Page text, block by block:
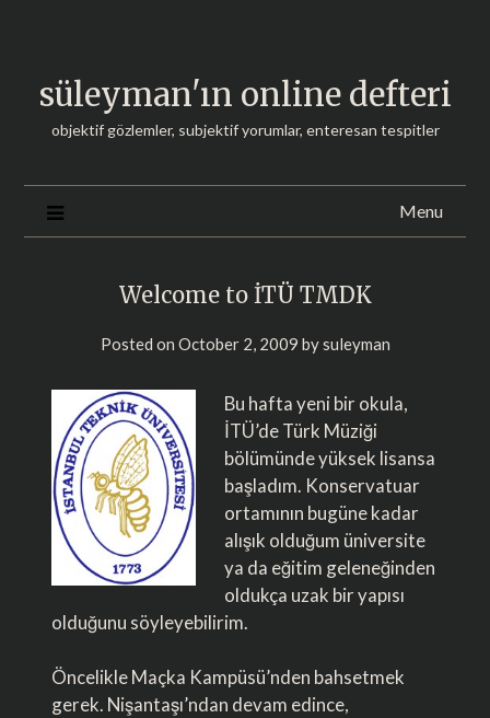
süleyman'ın online defteri
objektif gözlemler, subjektif yorumlar, enteresan tespitler
Menu
Welcome to İTÜ TMDK
Posted on October 2, 2009 bysuleyman
Bu hafta yeni bir okula,
İTÜ’de Türk Müziği
bölümünde yüksek lisansa
başladım. Konservatuar
ortamının bugüne kadar
alışık olduğum üniversite
ya da eğitim geleneğinden
oldukça uzak bir yapısı
olduğunu söyleyebilirim.
Öncelikle Maçka Kampüsü’nden bahsetmek
gerek. Nişantaşı’ndan devam edince,